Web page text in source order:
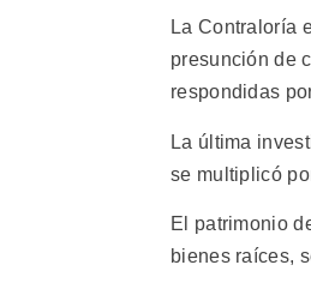
La Contraloría
presunción de
respondidas
La última
se multiplicó
El patrimonio
bienes raíces,